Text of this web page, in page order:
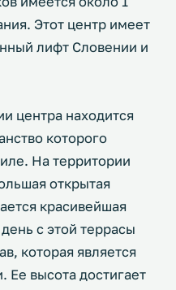
Этот центр имеет
лифт Словении и
центра находится
которого
На территории
открытая
красивейшая
с этой террасы
которая является
Ее высота достигает